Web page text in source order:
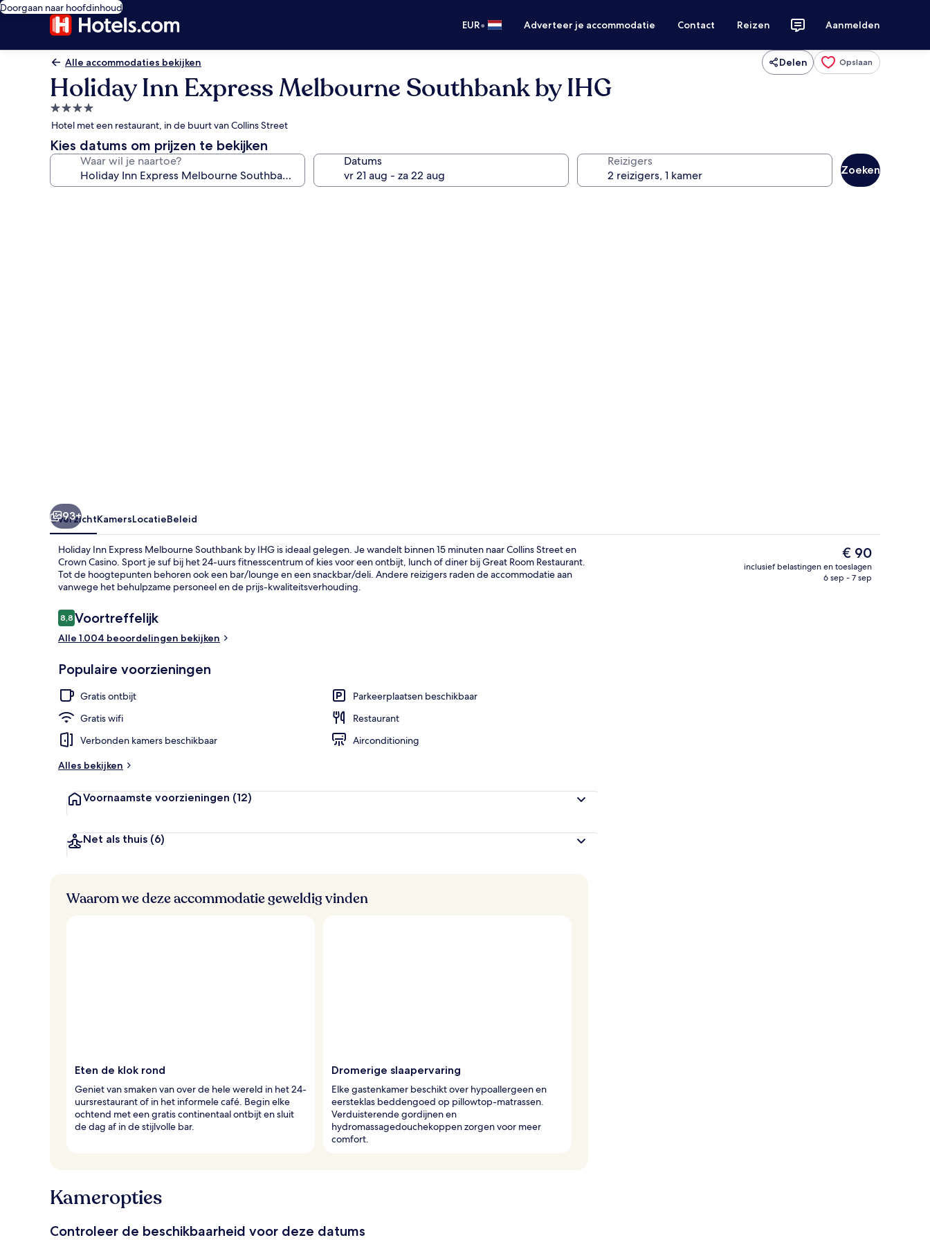
Doorgaan naar hoofdinhoud
EUR• Adverteer je accommodatie Contact Reizen Aanmelden
Alle accommodaties bekijken Delen Opslaan
Holiday Inn Express Melbourne Southbank by IHG
4.0-
sterrenaccommodatie
Hotel met een restaurant, in de buurt van Collins Street
Kies datums om prijzen te bekijken
Waar wil je naartoe? Datums Reizigers
Zoeken
Vergaderfaciliteit
93+
OverzichtKamersLocatieBeleid
Holiday Inn Express Melbourne Southbank by IHG is ideaal gelegen. Je wandelt binnen 15 minuten naar Collins Street en
Crown Casino. Sport je suf bij het 24-uurs fitnesscentrum of kies voor een ontbijt, lunch of diner bij Great Room Restaurant.
Tot de hoogtepunten behoren ook een bar/lounge en een snackbar/deli. Andere reizigers raden de accommodatie aan
vanwege het behulpzame personeel en de prijs-kwaliteitsverhouding.
Beoordelingen
8,88,8 op 10 –
Voortreffelijk
Alle 1.004 beoordelingen bekijken
Populaire voorzieningen
Gratis ontbijt
Parkeerplaatsen beschikbaar
Gratis wifi
Restaurant
Verbonden kamers beschikbaar
Airconditioning
Alles bekijken
Voornaamste voorzieningen (12)
Net als thuis (6)
De
huidige
prijs
€ 90
inclusief belastingen en toeslagen
6 sep - 7 sep
Waarom we deze accommodatie geweldig vinden
Eten de klok rond
Geniet van smaken van over de hele wereld in het 24-
uursrestaurant of in het informele café. Begin elke
ochtend met een gratis continentaal ontbijt en sluit
de dag af in de stijlvolle bar.
Dromerige slaapervaring
Elke gastenkamer beschikt over hypoallergeen en
eersteklas beddengoed op pillowtop-matrassen.
Verduisterende gordijnen en
hydromassagedouchekoppen zorgen voor meer
comfort.
Kameropties
Controleer de beschikbaarheid voor deze datums